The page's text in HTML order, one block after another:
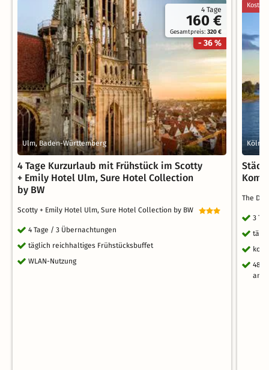
4 Tage
160 €
Gesamtpreis:320 €
- 36 %
Ulm, Baden-Württemberg
4 Tage Kurzurlaub mit Frühstück im Scotty
+ Emily Hotel Ulm, Sure Hotel Collection
by BW
Scotty + Emily Hotel Ulm, Sure Hotel Collection by BW
4 Tage / 3 Übernachtungen
täglich reichhaltiges Frühstücksbuffet
WLAN-Nutzung
Köln,
The
3
48